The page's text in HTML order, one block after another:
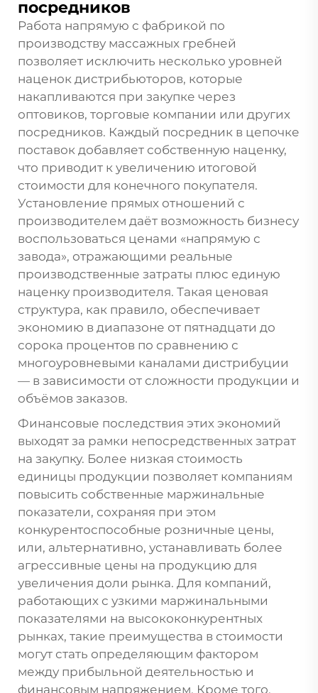
посредников
Работа напрямую с фабрикой по
производству массажных гребней
позволяет исключить несколько уровней
наценок дистрибьюторов, которые
накапливаются при закупке через
оптовиков, торговые компании или других
посредников. Каждый посредник в цепочке
поставок добавляет собственную наценку,
что приводит к увеличению итоговой
стоимости для конечного покупателя.
Установление прямых отношений с
производителем даёт возможность бизнесу
воспользоваться ценами «напрямую с
завода», отражающими реальные
производственные затраты плюс единую
наценку производителя. Такая ценовая
структура, как правило, обеспечивает
экономию в диапазоне от пятнадцати до
сорока процентов по сравнению с
многоуровневыми каналами дистрибуции
— в зависимости от сложности продукции и
объёмов заказов.
Финансовые последствия этих экономий
выходят за рамки непосредственных затрат
на закупку. Более низкая стоимость
единицы продукции позволяет компаниям
повысить собственные маржинальные
показатели, сохраняя при этом
конкурентоспособные розничные цены,
или, альтернативно, устанавливать более
агрессивные цены на продукцию для
увеличения доли рынка. Для компаний,
работающих с узкими маржинальными
показателями на высококонкурентных
рынках, такие преимущества в стоимости
могут стать определяющим фактором
между прибыльной деятельностью и
финансовым напряжением. Кроме того,